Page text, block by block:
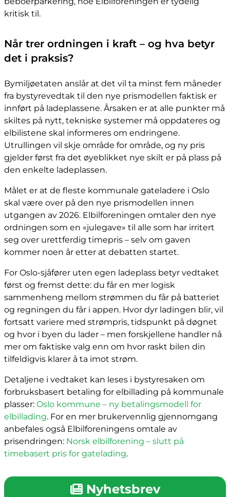
kritisk til.
Når trer ordningen i kraft – og hva betyr
det i praksis?
Bymiljøetaten anslår at det vil ta minst fem måneder
fra bystyrevedtak til den nye prismodellen faktisk er
innført på ladeplassene. Årsaken er at alle punkter må
skiltes på nytt, tekniske systemer må oppdateres og
elbilistene skal informeres om endringene.
Utrullingen vil skje område for område, og ny pris
gjelder først fra det øyeblikket nye skilt er på plass på
den enkelte ladeplassen.
Målet er at de fleste kommunale gateladere i Oslo
skal være over på den nye prismodellen innen
utgangen av 2026. Elbilforeningen omtaler den nye
ordningen som en «julegave» til alle som har irritert
seg over urettferdig timepris – selv om gaven
kommer noen år etter at debatten startet.
For Oslo-sjåfører uten egen ladeplass betyr vedtaket
først og fremst dette: du får en mer logisk
sammenheng mellom strømmen du får på batteriet
og regningen du får i appen. Hvor dyr ladingen blir, vil
fortsatt variere med strømpris, tidspunkt på døgnet
og hvor i byen du lader – men forskjellene handler nå
mer om faktiske valg enn om hvor raskt bilen din
tilfeldigvis klarer å ta imot strøm.
Detaljene i vedtaket kan leses i bystyresaken om
forbruksbasert betaling for elbillading på kommunale
plasser: Oslo kommune – ny betalingsmodell for
elbillading. For en mer brukervennlig gjennomgang
anbefales også Elbilforeningens omtale av
prisendringen: Norsk elbilforening – slutt på
timebasert pris for gatelading.
Nyhetsbrev